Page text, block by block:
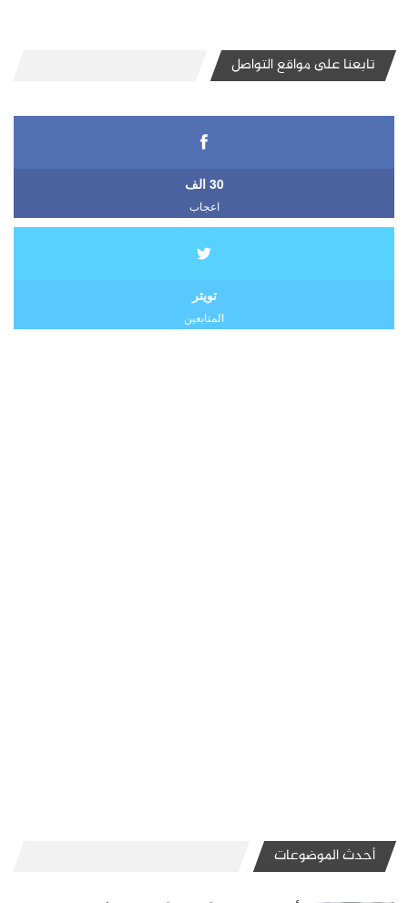
تابعنا على مواقع التواصل
30 الف
اعجاب
تويتر
المتابعين
أحدث الموضوعات